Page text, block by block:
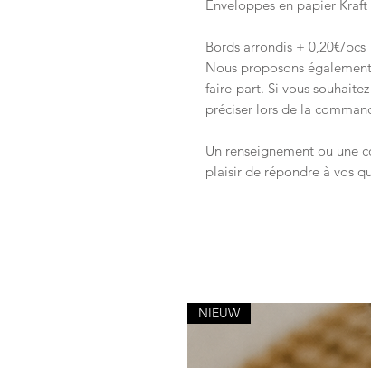
Enveloppes en papier
Bords arrondis + 0,20€/pcs
Nous proposons
faire-part. Si vous
préciser lors de la
Un renseignement ou une
plaisir de répondre à vos
NIEUW